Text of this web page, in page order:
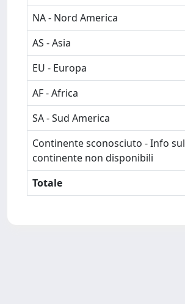
NA - Nord America
AS - Asia
EU - Europa
AF - Africa
SA - Sud America
Continente sconosciuto - Info sul
continente non disponibili
Totale